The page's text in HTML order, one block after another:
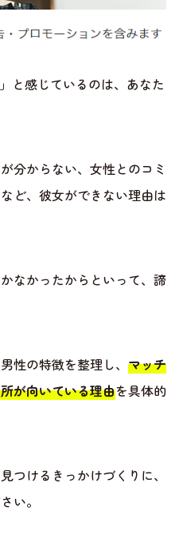
」と感じているのは、あなた
分からない、女性とのコミ
ど、彼女ができない理由は
なかったからといって、諦
性の特徴を整理し、 マッチ
が向いている理由を具体的
つけるきっかけづくりに、
い。